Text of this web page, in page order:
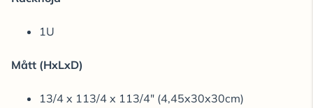
1U
Mått (HxLxD)
13/4 x 113/4 x 113/4" (4,45x30x30cm)